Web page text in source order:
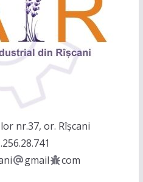
nr.37, or. Rîşcani
gmail com